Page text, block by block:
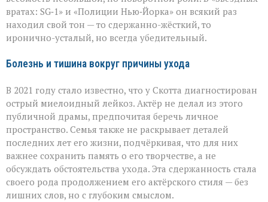
вратах: SG‑1» и «Полиции Нью‑Йорка» он всякий раз
находил свой тон — то сдержанно-жёсткий, то
иронично-усталый, но всегда убедительный.
Болезнь и тишина вокруг причины ухода
В 2021 году стало известно, что у Скотта диагностирован
острый миелоидный лейкоз. Актёр не делал из этого
публичной драмы, предпочитая беречь личное
пространство. Семья также не раскрывает деталей
последних лет его жизни, подчёркивая, что для них
важнее сохранить память о его творчестве, а не
обсуждать обстоятельства ухода. Эта сдержанность стала
своего рода продолжением его актёрского стиля — без
лишних слов, но с глубоким смыслом.